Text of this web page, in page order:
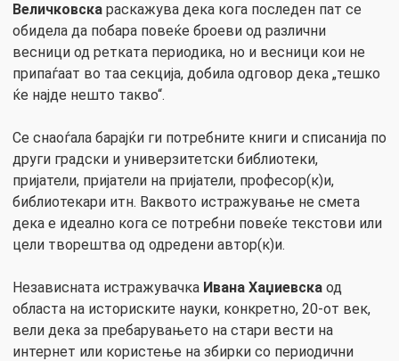
Величковска раскажува дека кога последен пат се
обидела да побара повеќе броеви од различни
весници од ретката периодика, но и весници кои не
припаѓаат во таа секција, добила одговор дека „тешко
ќе најде нешто такво“.
Се снаоѓала барајќи ги потребните книги и списанија по
други градски и универзитетски библиотеки,
пријатели, пријатели на пријатели, професор(к)и,
библиотекари итн. Ваквото истражување не смета
дека е идеално кога се потребни повеќе текстови или
цели творештва од одредени автор(к)и.
Независната истражувачка Ивана Хаџиевска од
областа на историските науки, конкретно, 20-от век,
вели дека за пребарувањето на стари вести на
интернет или користење на збирки со периодични